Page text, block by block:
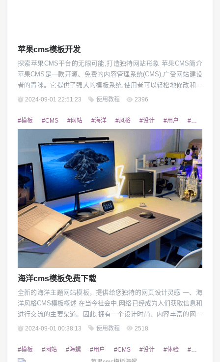
苹果cms模板开发
探索苹果CMS平台的无限可能,打造独特网站形象 苹果CMS简介
苹果CMS是一款开源、免费的内容管理系统(CMS),广受网站建设
者的青睐。它提供了强大的模板系统,使用者可以轻松地修改和定
制网站的外观和功能。苹果CMS具有灵活性高、扩展性强、安全
性 在网站建设过程中,模板的选择至关重要。优秀的模板不仅能提
升网站的视觉效果,...
2024-09-01 22:51:23 使用教程 2396
#模板 #CMS #网站 #海洋 #风格 #设计 #用户 #清新自然
海洋cms模板免费下载
全新的海洋主题网站模板，提供给您独特的网页设计灵感 一、海
洋风格CMS模板概述 在当今社会中,网络已经成为人们获取信息和
进行交流的主要渠道。因此,拥有一个设计时尚、内容丰富的网站
对于企业和个人的发展来说都是非常重要的。海洋风格的CMS模
视觉体验,让您的网站脱颖而出,吸引更多的用户关注。 二、海洋风
格CMS模板的特点 海洋风格...
2024-09-01 00:38:13 使用教程 2518
#模板 #网站 #海螺 #用户 #CMS #设计 #体验 #二次开发